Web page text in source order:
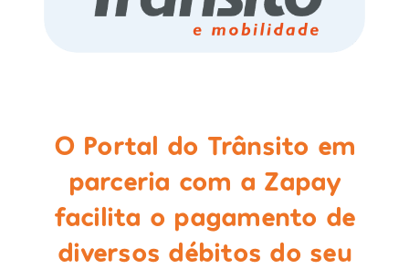
O Portal do Trânsito em
parceria com a Zapay
facilita o pagamento de
diversos débitos do seu